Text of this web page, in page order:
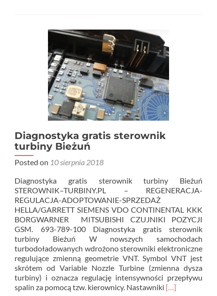
Diagnostyka gratis sterownik
turbiny Bieżuń
Posted on 10 sierpnia 2018
Diagnostyka gratis sterownik turbiny Bieżuń
STEROWNIK–TURBINY.PL – REGENERACJA-
REGULACJA-ADOPTOWANIE-SPRZEDAŻ
HELLA/GARRETT SIEMENS VDO CONTINENTAL KKK
BORGWARNER MITSUBISHI CZUJNIKI POZYCJI
GSM. 693-789-100 Diagnostyka gratis sterownik
turbiny Bieżuń W nowszych samochodach
turbodoładowanych wdrożono sterowniki elektroniczne
regulujące zmienną geometrie VNT. Symbol VNT jest
skrótem od Variable Nozzle Turbine (zmienna dysza
turbiny) i oznacza regulację intensywności przepływu
spalin za pomocą tzw. kierownicy. Nastawniki Read
[…]